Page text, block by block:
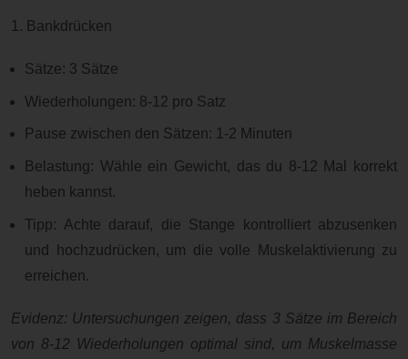
1. Bankdrücken
Sätze: 3 Sätze
Wiederholungen: 8-12 pro Satz
Pause zwischen den Sätzen: 1-2 Minuten
Belastung: Wähle ein Gewicht, das du 8-12 Mal korrekt
heben kannst.
Tipp: Achte darauf, die Stange kontrolliert abzusenken
und hochzudrücken, um die volle Muskelaktivierung zu
erreichen.
Evidenz: Untersuchungen zeigen, dass 3 Sätze im Bereich
von 8-12 Wiederholungen optimal sind, um Muskelmasse